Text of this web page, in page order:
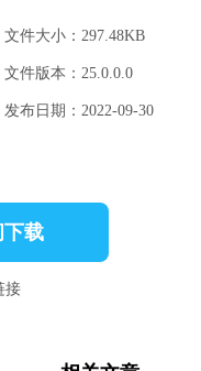
文件大小：297.48KB
文件版本：25.0.0.0
发布日期：2022-09-30
下载
接